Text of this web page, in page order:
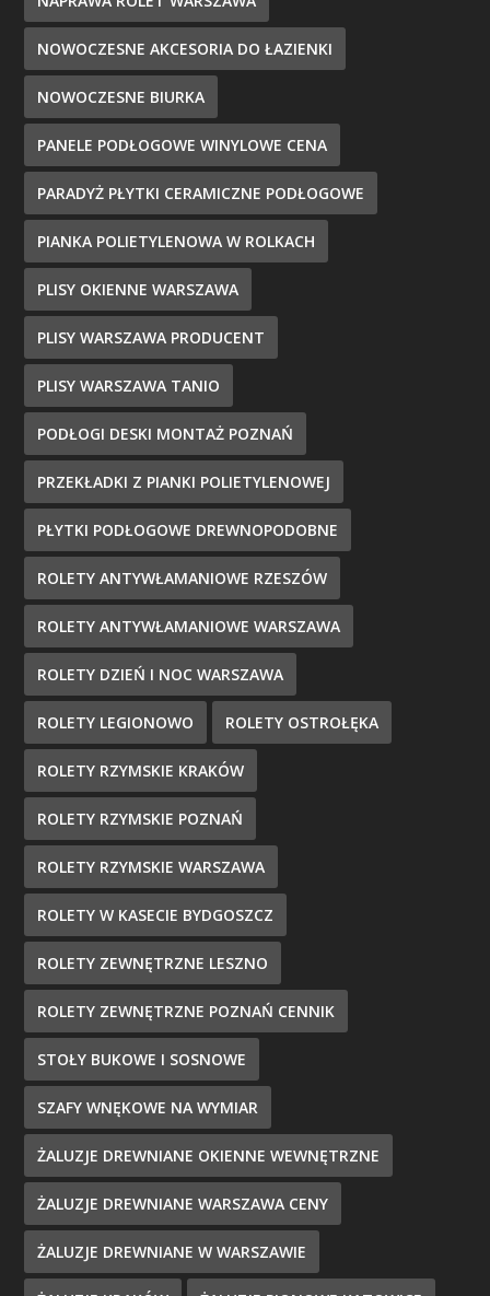
NOWOCZESNE AKCESORIA DO ŁAZIENKI
NOWOCZESNE BIURKA
PANELE PODŁOGOWE WINYLOWE CENA
PARADYŻ PŁYTKI CERAMICZNE PODŁOGOWE
PIANKA POLIETYLENOWA W ROLKACH
PLISY OKIENNE WARSZAWA
PLISY WARSZAWA PRODUCENT
PLISY WARSZAWA TANIO
PODŁOGI DESKI MONTAŻ POZNAŃ
PRZEKŁADKI Z PIANKI POLIETYLENOWEJ
PŁYTKI PODŁOGOWE DREWNOPODOBNE
ROLETY ANTYWŁAMANIOWE RZESZÓW
ROLETY ANTYWŁAMANIOWE WARSZAWA
ROLETY DZIEŃ I NOC WARSZAWA
ROLETY LEGIONOWO ROLETY OSTROŁĘKA
ROLETY RZYMSKIE KRAKÓW
ROLETY RZYMSKIE POZNAŃ
ROLETY RZYMSKIE WARSZAWA
ROLETY W KASECIE BYDGOSZCZ
ROLETY ZEWNĘTRZNE LESZNO
ROLETY ZEWNĘTRZNE POZNAŃ CENNIK
STOŁY BUKOWE I SOSNOWE
SZAFY WNĘKOWE NA WYMIAR
ŻALUZJE DREWNIANE OKIENNE WEWNĘTRZNE
ŻALUZJE DREWNIANE WARSZAWA CENY
ŻALUZJE DREWNIANE W WARSZAWIE